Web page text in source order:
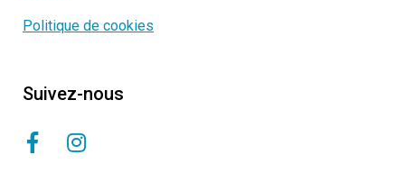
Politique de cookies
Suivez-nous